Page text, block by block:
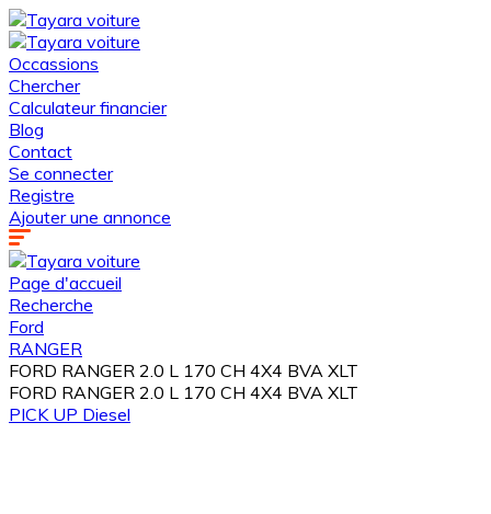
Occassions
Chercher
Calculateur financier
Blog
Contact
Se connecter
Registre
Ajouter une annonce
Page d'accueil
Recherche
Ford
RANGER
FORD RANGER 2.0 L 170 CH 4X4 BVA XLT
FORD RANGER 2.0 L 170 CH 4X4 BVA XLT
PICK UP Diesel